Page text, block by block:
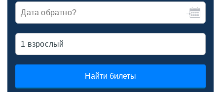
Найти билеты